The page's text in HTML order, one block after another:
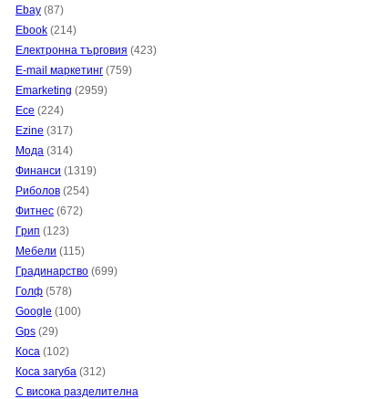
Ebay (87)
Ebook (214)
Електронна търговия (423)
E-mail маркетинг (759)
Emarketing (2959)
Есе (224)
Ezine (317)
Мода (314)
Финанси (1319)
Риболов (254)
Фитнес (672)
Грип (123)
Мебели (115)
Градинарство (699)
Голф (578)
Google (100)
Gps (29)
Коса (102)
Коса загуба (312)
С висока разделителна